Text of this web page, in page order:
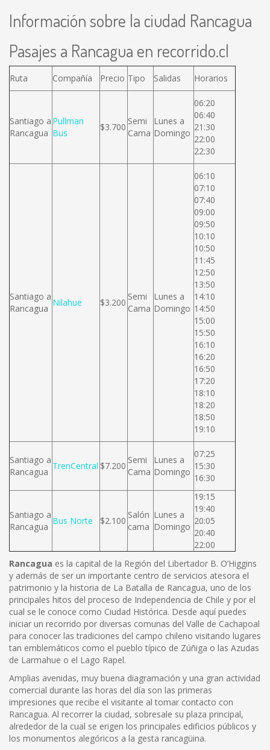
Información sobre la ciudad Rancagua
Pasajes a Rancagua en recorrido.cl
Ruta Compañía Precio Tipo Salidas Horarios
Santiago a
Rancagua
Pullman
Bus
$3.700
Semi
Cama
Lunes a
Domingo
06:20
06:40
21:30
22:00
22:30
Santiago a
Rancagua
Nilahue $3.200
Semi
Cama
Lunes a
Domingo
06:10
07:10
07:40
09:00
09:50
10:10
10:50
11:45
12:50
13:50
14:10
14:50
15:00
15:50
16:10
16:20
16:50
17:20
18:10
18:20
18:50
19:10
Santiago a
Rancagua
TrenCentral $7.200
Semi
Cama
Lunes a
Domingo
07:25
15:30
16:30
Santiago a
Rancagua
Bus Norte $2.100
Salón
cama
Lunes a
Domingo
19:15
19:40
20:05
20:40
22:00
Rancagua es la capital de la Región del Libertador B. O’Higgins
y además de ser un importante centro de servicios atesora el
patrimonio y la historia de La Batalla de Rancagua, uno de los
principales hitos del proceso de Independencia de Chile y por el
cual se le conoce como Ciudad Histórica. Desde aquí puedes
iniciar un recorrido por diversas comunas del Valle de Cachapoal
para conocer las tradiciones del campo chileno visitando lugares
tan emblemáticos como el pueblo típico de Zúñiga o las Azudas
de Larmahue o el Lago Rapel.
Amplias avenidas, muy buena diagramación y una gran actividad
comercial durante las horas del día son las primeras
impresiones que recibe el visitante al tomar contacto con
Rancagua. Al recorrer la ciudad, sobresale su plaza principal,
alrededor de la cual se erigen los principales edificios públicos y
los monumentos alegóricos a la gesta rancagüina.